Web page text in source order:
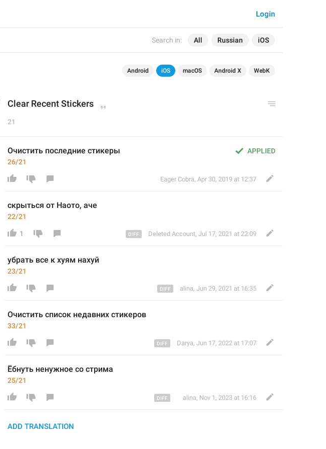
Search in: All Russian iOS
Login
Android iOS macOS Android X WebK
Clear Recent Stickers
21
APPLIED
Очистить последние стикеры
26/21
Eager Cobra, Apr 30, 2019 at 12:37
скрыться от Наото, аче
22/21
1 Deleted Account, Jul 17, 2021 at 22:09
убрать все к хуям нахуй
23/21
alina, Jun 29, 2021 at 16:35
Очистить список недавних стикеров
33/21
Darya, Jun 17, 2022 at 17:07
Ёбнуть ненужное со стрима
25/21
ᅠalina, Nov 1, 2023 at 16:16
ADD TRANSLATION